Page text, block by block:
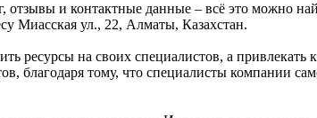
и контактные данные – всё это можно
Миасская ул., 22, Алматы, Казахстан.
ресурсы на своих специалистов, а привлекать
благодаря тому, что специалисты компании